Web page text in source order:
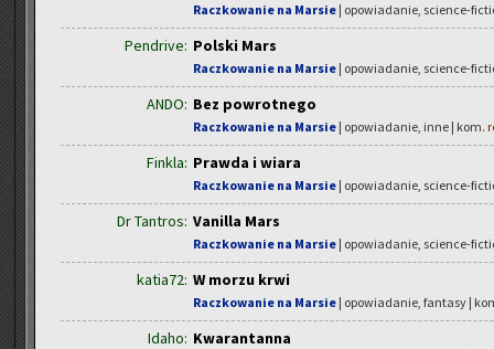
Raczkowanie na Marsie | opowiadanie, science-
Pendrive: Polski Mars
Raczkowanie na Marsie | opowiadanie, science-
ANDO: Bez powrotnego
Raczkowanie na Marsie | opowiadanie, inne | kom.
Finkla: Prawda i wiara
Raczkowanie na Marsie | opowiadanie, science-
Dr Tantros: Vanilla Mars
Raczkowanie na Marsie | opowiadanie, science-
katia72: W morzu krwi
Raczkowanie na Marsie | opowiadanie, fantasy |
Idaho: Kwarantanna